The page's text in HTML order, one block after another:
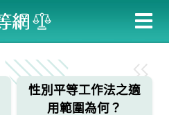
性別平等工作法之適
用範圍為何？